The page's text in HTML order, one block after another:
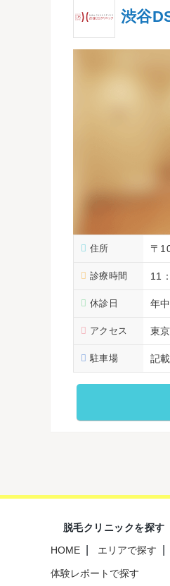
渋谷
住所 〒
診療時間 11
休診日 年
アクセス 東
駐車場 記
脱毛クリニックを探す
HOME
エリアで探す
体験レポートで探す